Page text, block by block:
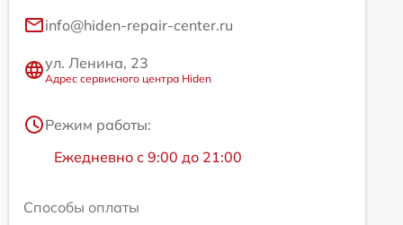
info@hiden-repair-center.ru
ул. Ленина, 23
Адрес сервисного центра Hiden
Режим работы:
Ежедневно с 9:00 до 21:00
Способы оплаты